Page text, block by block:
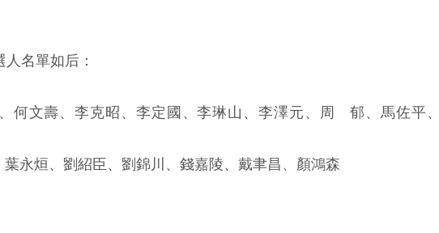
名單如后：
文壽、李克昭、李定國、李琳山、李澤元、周 郁、馬佐平、
永烜、劉紹臣、劉錦川、錢嘉陵、戴聿昌、顏鴻森